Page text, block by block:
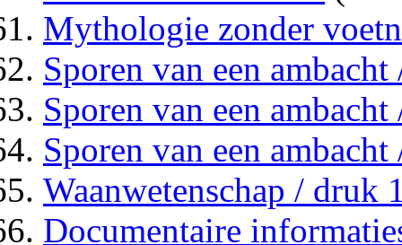
Mythologie zonder
Sporen van een
Sporen van een
Sporen van een
Waanwetenschap / druk
Documentaire